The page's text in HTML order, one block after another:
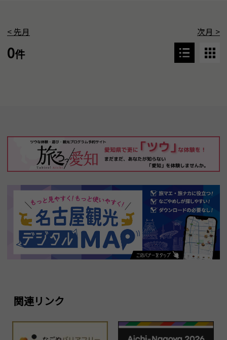
< 先月 次月 >
0件
関連リンク